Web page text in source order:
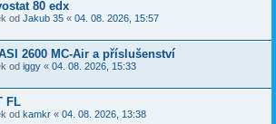
80 edx
od Jakub 35 « 04. 08. 2026, 15:57
2600 MC-Air a příslušenství
od iggy « 04. 08. 2026, 15:33
FL
od kamkr « 04. 08. 2026, 13:38